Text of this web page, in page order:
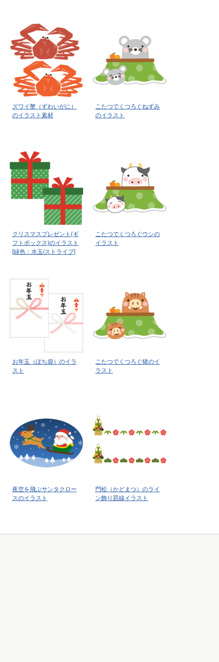
ズワイ蟹（ずわいがに）
のイラスト素材
こたつでくつろぐねずみ
のイラスト
クリスマスプレゼント(ギ
フトボックス)のイラスト
[緑色：水玉/ストライプ]
こたつでくつろぐウシの
イラスト
お年玉（ぽち袋）のイラ
スト
こたつでくつろぐ猪のイ
ラスト
夜空を飛ぶサンタクロー
スのイラスト
門松（かどまつ）のライ
ン飾り罫線イラスト